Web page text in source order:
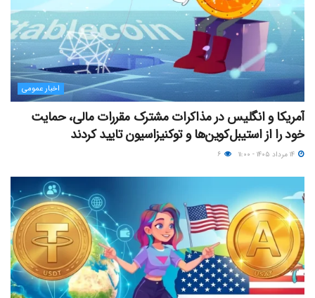
اخبار عمومی
آمریکا و انگلیس در مذاکرات مشترک مقررات مالی، حمایت
خود را از استیبل‌کوین‌ها و توکنیزاسیون تایید کردند